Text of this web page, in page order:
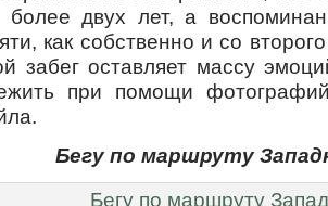
более двух лет, а
как собственно и со
забег оставляет массу
при помощи
Бегу по маршруту